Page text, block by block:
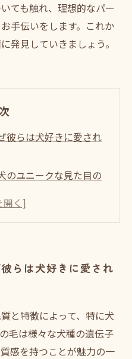
ても触れ、理想的なパー
手伝いをします。これか
発見していきましょう。
彼らは犬好きに愛され
のユニークな見た目の
犬がもたらす特別な体
との生活はどのよう
見：あなたの理想のパ
らは犬好きに愛され
と特徴によって、特に犬
毛は様々な犬種の遺伝子
感を持つことが魅力の一